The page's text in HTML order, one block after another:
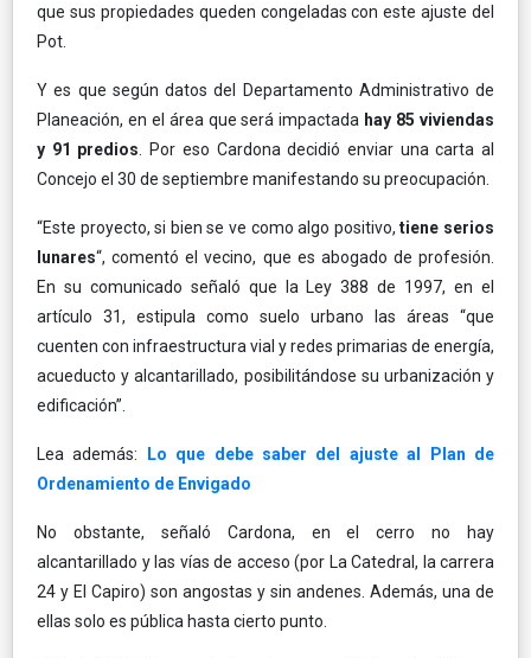
que sus propiedades queden congeladas con este ajuste del
Pot.
Y es que según datos del Departamento Administrativo de
Planeación, en el área que será impactada hay 85 viviendas
y 91 predios . Por eso Cardona decidió enviar una carta al
Concejo el 30 de septiembre manifestando su preocupación.
“Este proyecto, si bien se ve como algo positivo,tiene serios
lunares“, comentó el vecino, que es abogado de profesión.
En su comunicado señaló que la Ley 388 de 1997, en el
artículo 31, estipula como suelo urbano las áreas “que
cuenten con infraestructura vial y redes primarias de energía,
acueducto y alcantarillado, posibilitándose su urbanización y
edificación”.
Lea además:
Lo que debe saber del ajuste al Plan de
Ordenamiento de Envigado
No obstante, señaló Cardona, en el cerro no hay
alcantarillado y las vías de acceso (por La Catedral, la carrera
24 y El Capiro) son angostas y sin andenes. Además, una de
ellas solo es pública hasta cierto punto.